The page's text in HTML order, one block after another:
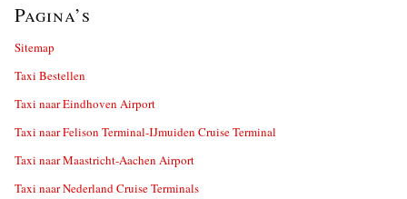
Pagina’s
Sitemap
Taxi Bestellen
Taxi naar Eindhoven Airport
Taxi naar Felison Terminal-IJmuiden Cruise Terminal
Taxi naar Maastricht-Aachen Airport
Taxi naar Nederland Cruise Terminals